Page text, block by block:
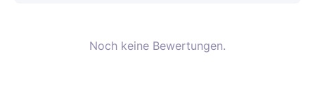
Noch keine Bewertungen.